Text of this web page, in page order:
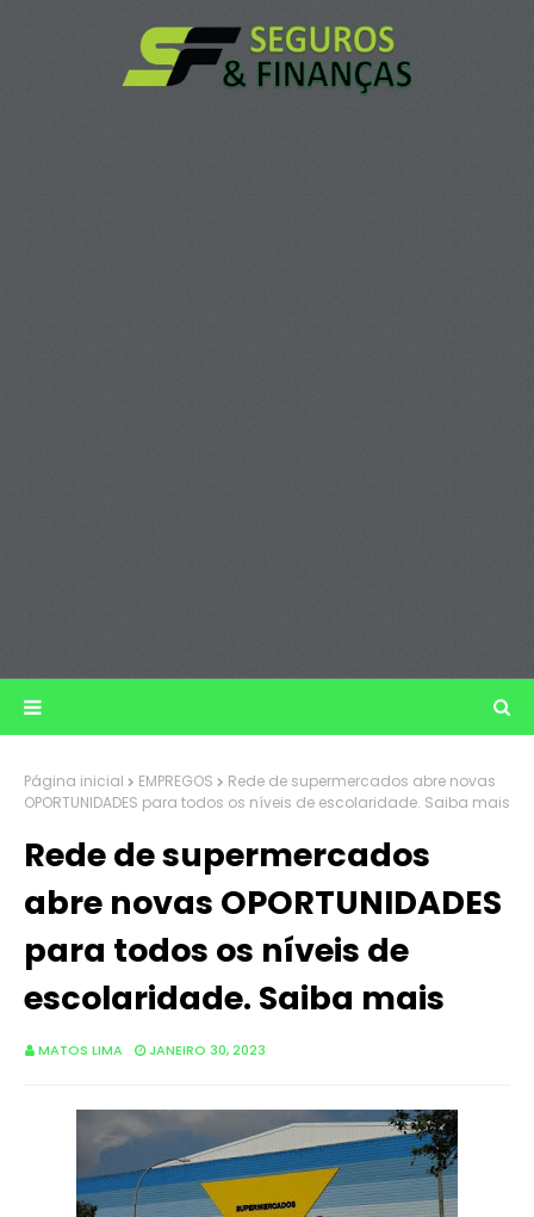
Página inicial EMPREGOS
Rede de supermercados abre novas
OPORTUNIDADES para todos os níveis de escolaridade. Saiba mais
Rede de supermercados
abre novas OPORTUNIDADES
para todos os níveis de
escolaridade. Saiba mais
MATOS LIMA JANEIRO 30, 2023